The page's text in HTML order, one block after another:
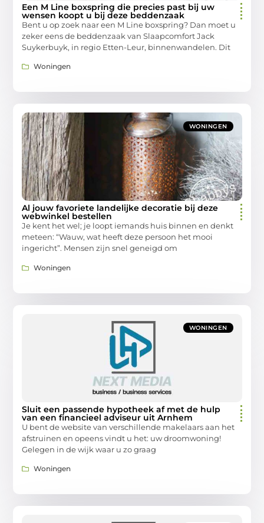
Een M Line boxspring die precies past bij uw
wensen koopt u bij deze beddenzaak
Bent u op zoek naar een M Line boxspring? Dan moet u
zeker eens de beddenzaak van Slaapcomfort Jack
Suykerbuyk, in regio Etten-Leur, binnenwandelen. Dit
Woningen
WONINGEN
Al jouw favoriete landelijke decoratie bij deze
webwinkel bestellen
Je kent het wel; je loopt iemands huis binnen en denkt
meteen: “Wauw, wat heeft deze persoon het mooi
ingericht”. Mensen zijn snel geneigd om
Woningen
WONINGEN
Sluit een passende hypotheek af met de hulp
van een financieel adviseur uit Arnhem
U bent de website van verschillende makelaars aan het
afstruinen en opeens vindt u het: uw droomwoning!
Gelegen in de wijk waar u zo graag
Woningen